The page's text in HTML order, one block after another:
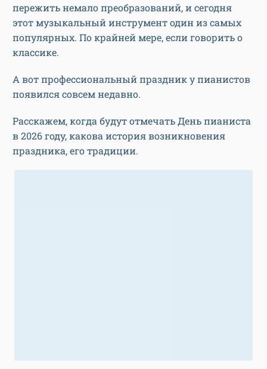
пережить немало преобразований, и сегодня
этот музыкальный инструмент один из самых
популярных. По крайней мере, если говорить о
классике.
А вот профессиональный праздник у пианистов
появился совсем недавно.
Расскажем, когда будут отмечать День пианиста
в 2026 году, какова история возникновения
праздника, его традиции.